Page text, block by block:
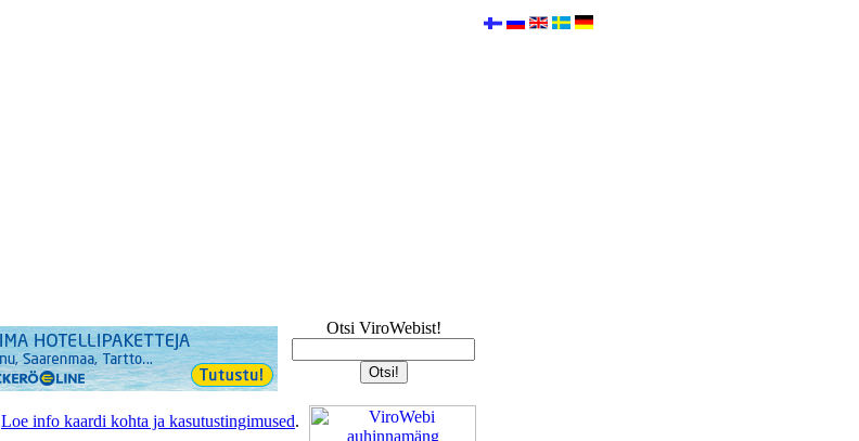
Otsi ViroWebist!
Loe info kaardi kohta ja kasutustingimused.